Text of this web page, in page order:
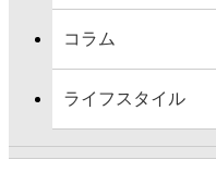
コラム
ライフスタイル